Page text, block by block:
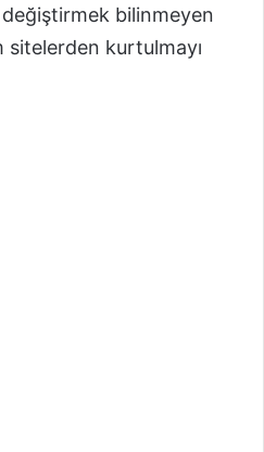
bilinmeyen
sitelerden kurtulmayı